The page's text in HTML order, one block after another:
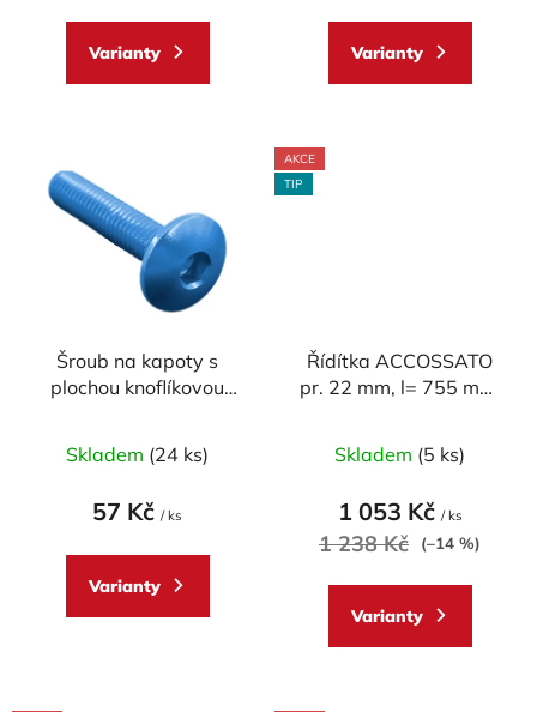
5
Varianty
5
Varianty
Šroub na kapoty s
plochou knoflíkovou
Skladem (24 ks)
57 Kč / ks
Varianty
AKCE
TIP
Řídítka ACCOSSATO
pr. 22 mm, l= 755 mm,
hodnocení
produktu
je
5
Skladem (5 ks)
1 053 Kč / ks
1 238 Kč (–14 %)
Varianty